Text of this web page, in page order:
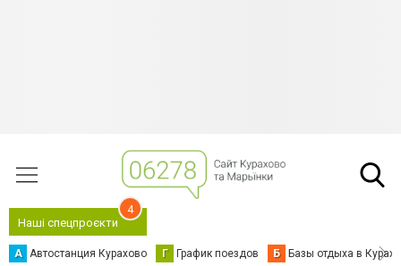
Наші спецпроєкти
4
А Автостанция Курахово Г График поездов Б Базы отдыха в